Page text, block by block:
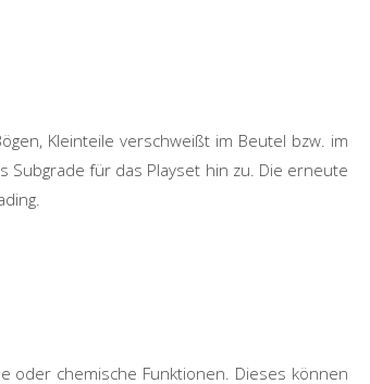
Kleinteile verschweißt im Beutel bzw. im
Subgrade für das Playset hin zu. Die erneute
oder chemische Funktionen. Dieses können